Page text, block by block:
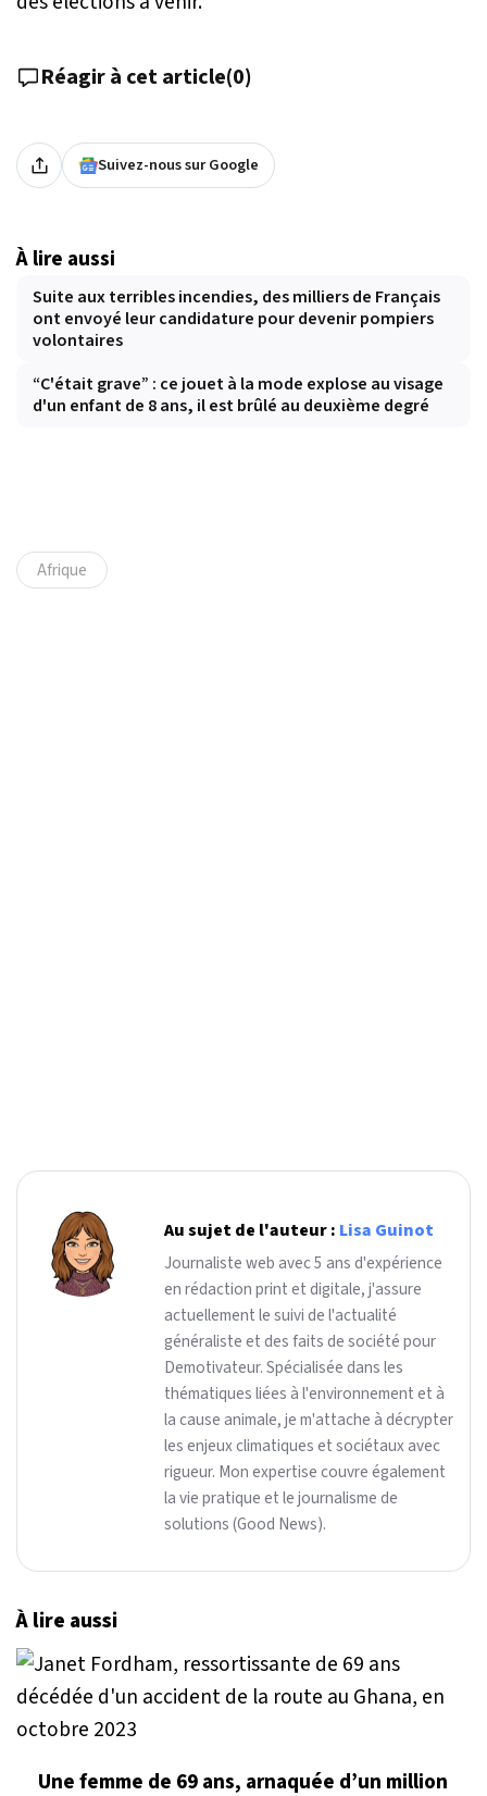
Réagir à cet article(0)
Suivez-nous sur Google
À lire aussi
Suite aux terribles incendies, des milliers de Français
ont envoyé leur candidature pour devenir pompiers
volontaires
“C'était grave” : ce jouet à la mode explose au visage
d'un enfant de 8 ans, il est brûlé au deuxième degré
Afrique
Au sujet de l'auteur : Lisa Guinot
Journaliste web avec 5 ans d'expérience
en rédaction print et digitale, j'assure
actuellement le suivi de l'actualité
généraliste et des faits de société pour
Demotivateur. Spécialisée dans les
thématiques liées à l'environnement et à
la cause animale, je m'attache à décrypter
les enjeux climatiques et sociétaux avec
rigueur. Mon expertise couvre également
la vie pratique et le journalisme de
solutions (Good News).
À lire aussi
Une femme de 69 ans, arnaquée d’un million